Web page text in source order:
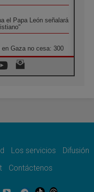
el Papa León señalará
en Gaza no cesa: 300
el mundo, solo la
del Evangelio
a las religiosas en el
Los servicios
Difusión
Contáctenos